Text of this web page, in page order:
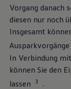
Vorgang danach
diesen nur noch
Insgesamt
In Verbindung
können Sie den
lassen
3 .